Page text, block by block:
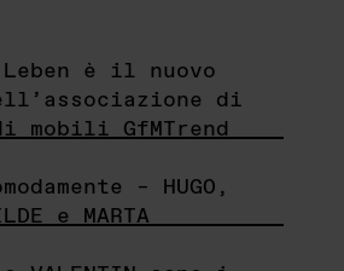
Leben è il nuovo
di
mobili GfMTrend
– HUGO,
e MARTA